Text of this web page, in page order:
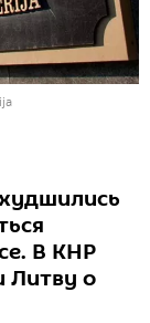
В КНР
Литву о